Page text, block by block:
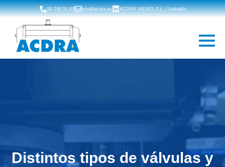
93 789 51 83 info@acdra.es ACDRA VALVES S.L. | LinkedIn
Distintos tipos de válvulas y